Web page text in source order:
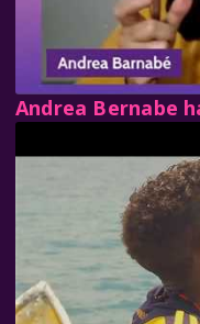
Andrea Bernabe